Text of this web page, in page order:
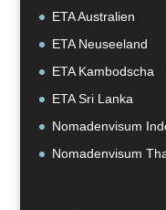
ETA Australien
ETA Neuseeland
ETA Kambodscha
ETA Sri Lanka
Nomadenvisum
Nomadenvisum